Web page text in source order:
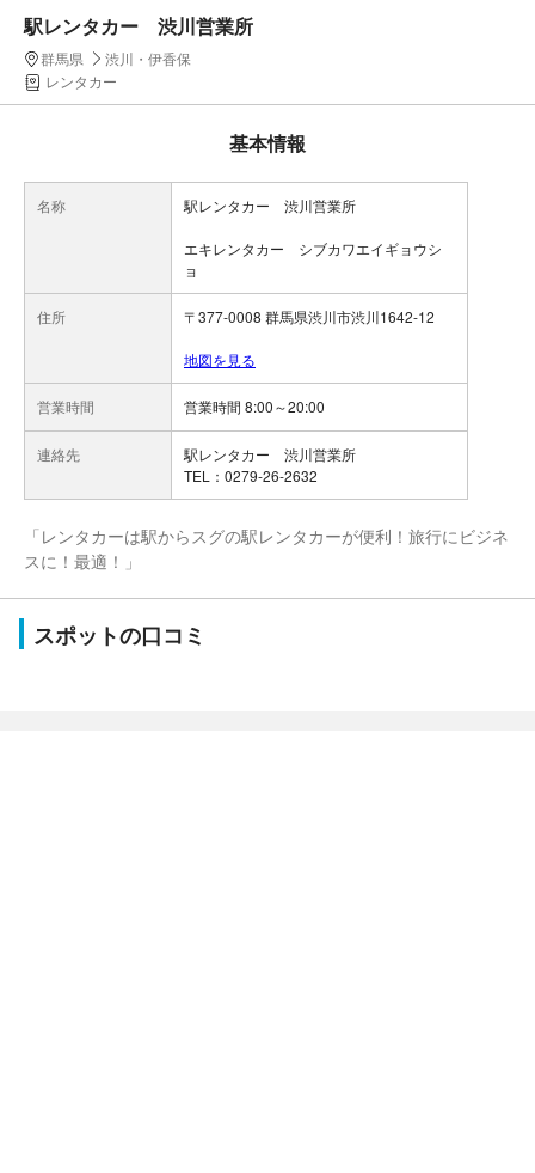
駅レンタカー 渋川営業所
群馬県
渋川・伊香保
レンタカー
基本情報
名称 駅レンタカー 渋川営業所
エキレンタカー シブカワエイギョウシ
ョ
住所 〒377-0008 群馬県渋川市渋川1642-12
地図を見る
営業時間 営業時間 8:00～20:00
連絡先
駅レンタカー 渋川営業所
TEL：0279-26-2632
「レンタカーは駅からスグの駅レンタカーが便利！旅行にビジネ
スに！最適！」
スポットの口コミ